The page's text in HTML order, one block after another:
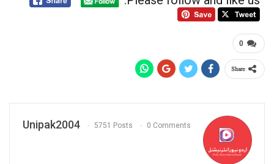
0
Share
Unipak2004 5751 Posts 0 Comments